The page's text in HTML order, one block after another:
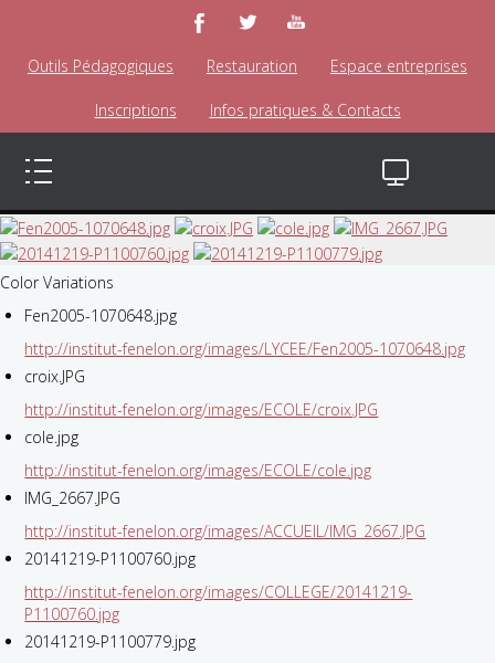
Outils Pédagogiques Restauration Espace entreprises
Inscriptions Infos pratiques & Contacts
Color Variations
Fen2005-1070648.jpg
http://institut-fenelon.org/images/LYCEE/Fen2005-1070648.jpg
croix.JPG
http://institut-fenelon.org/images/ECOLE/croix.JPG
cole.jpg
http://institut-fenelon.org/images/ECOLE/cole.jpg
IMG_2667.JPG
http://institut-fenelon.org/images/ACCUEIL/IMG_2667.JPG
20141219-P1100760.jpg
http://institut-fenelon.org/images/COLLEGE/20141219-
P1100760.jpg
20141219-P1100779.jpg